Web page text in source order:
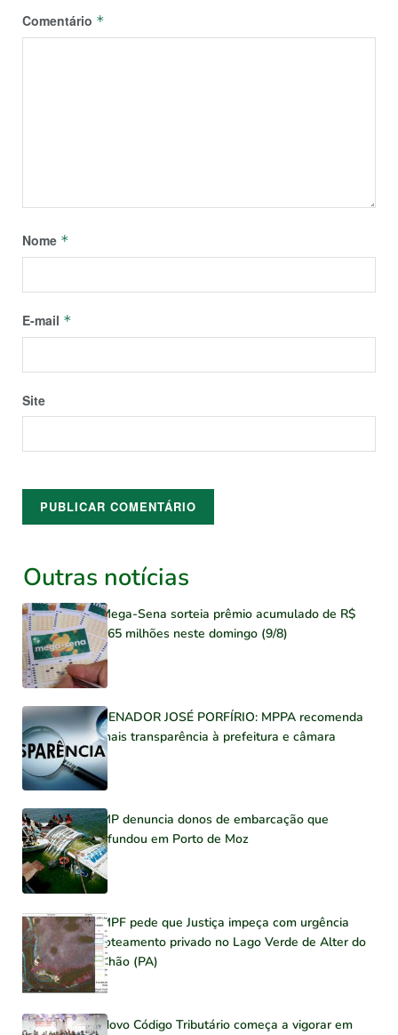
Comentário *
Nome *
E-mail *
Site
Outras notícias
Mega-Sena sorteia prêmio acumulado de R$
165 milhões neste domingo (9/8)
SENADOR JOSÉ PORFÍRIO: MPPA recomenda
mais transparência à prefeitura e câmara
MP denuncia donos de embarcação que
afundou em Porto de Moz
MPF pede que Justiça impeça com urgência
loteamento privado no Lago Verde de Alter do
Chão (PA)
Novo Código Tributário começa a vigorar em